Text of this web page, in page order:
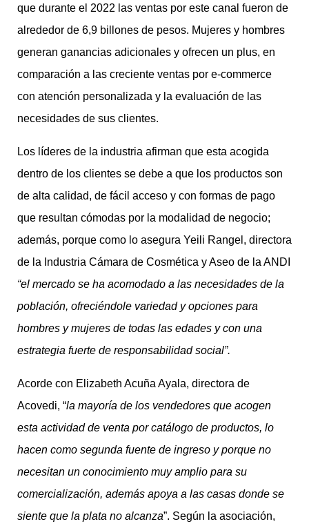
que durante el 2022 las ventas por este canal fueron de
alrededor de 6,9 billones de pesos. Mujeres y hombres
generan ganancias adicionales y ofrecen un plus, en
comparación a las creciente ventas por e-commerce
con atención personalizada y la evaluación de las
necesidades de sus clientes.
Los líderes de la industria afirman que esta acogida
dentro de los clientes se debe a que los productos son
de alta calidad, de fácil acceso y con formas de pago
que resultan cómodas por la modalidad de negocio;
además, porque como lo asegura Yeili Rangel, directora
de la Industria Cámara de Cosmética y Aseo de la ANDI
“el mercado se ha acomodado a las necesidades de la
población, ofreciéndole variedad y opciones para
hombres y mujeres de todas las edades y con una
estrategia fuerte de responsabilidad social”.
Acorde con Elizabeth Acuña Ayala, directora de
Acovedi, “la mayoría de los vendedores que acogen
esta actividad de venta por catálogo de productos, lo
hacen como segunda fuente de ingreso y porque no
necesitan un conocimiento muy amplio para su
comercialización, además apoya a las casas donde se
siente que la plata no alcanza”. Según la asociación,